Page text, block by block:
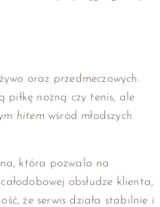
oraz przedmeczowych.
nożną czy tenis, ale
hitem wśród młodszych
która pozwala na
obsłudze klienta,
że serwis działa stabilnie i